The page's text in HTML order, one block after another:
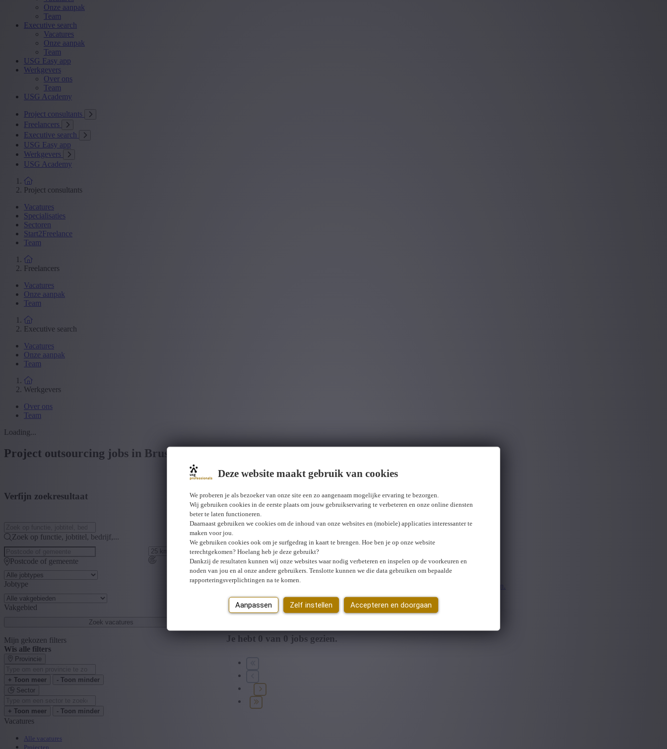
Deze website maakt gebruik van cookies
We proberen je als bezoeker van onze site een zo aangenaam mogelijke ervaring te bezorgen.
Wij gebruiken cookies in de eerste plaats om jouw gebruikservaring te verbeteren en onze online diensten
beter te laten functioneren.
Daarnaast gebruiken we cookies om de inhoud van onze websites en (mobiele) applicaties interessanter te
maken voor jou.
We gebruiken cookies ook om je surfgedrag in kaart te brengen. Hoe ben je op onze website
terechtgekomen? Hoelang heb je deze gebruikt?
Dankzij de resultaten kunnen wij onze websites waar nodig verbeteren en inspelen op de voorkeuren en
noden van jou en al onze andere gebruikers. Tenslotte kunnen we die data gebruiken om bepaalde
rapporteringsverplichtingen na te komen.
Aanpassen Zelf instellen Accepteren en doorgaan
Onze aanpak
Team
Executive search
Vacatures
Onze aanpak
Team
USG Easy app
Werkgevers
Over ons
Team
USG Academy
Project consultants
Freelancers
Executive search
USG Easy app
Werkgevers
USG Academy
Project consultants
Vacatures
Specialisaties
Sectoren
Start2Freelance
Team
Freelancers
Vacatures
Onze aanpak
Team
Executive search
Vacatures
Onze aanpak
Team
Werkgevers
Over ons
Team
Loading...
Project outsourcing jobs in Brussels Hoofdstedelijk Gewest
Verfijn zoekresultaat
Zoek op functie, jobtitel, bedrijf,...
Postcode of gemeente
Jobtype
Vakgebied
Zoek vacatures
Mijn gekozen filters
Wis alle filters
Provincie
+ Toon meer
- Toon minder
Sector
+ Toon meer - Toon minder
Wij hebben0 jobs voor jou gevonden. job voor jou gevonden
U hebt geen toegang tot deze pagina of bent niet langer aangemeld.
Er is een fout opgetreden. Gelieve later opnieuw te proberen.Sluiten
Je hebt 0 van 0 jobs gezien.
Vacatures
Alle vacatures
Projecten